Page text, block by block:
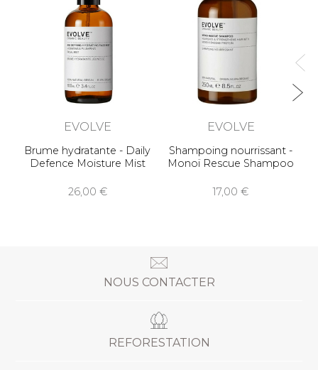
EVOLVE
Brume hydratante - Daily
Defence Moisture Mist
26,00
EVOLVE
Shampoing nourrissant -
Monoï Rescue Shampoo
17,00
NOUS CONTACTER
REFORESTATION